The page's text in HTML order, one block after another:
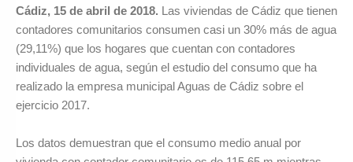
Cádiz, 15 de abril de 2018. Las viviendas de Cádiz que tienen
contadores comunitarios consumen casi un 30% más de agua
(29,11%) que los hogares que cuentan con contadores
individuales de agua, según el estudio del consumo que ha
realizado la empresa municipal Aguas de Cádiz sobre el
ejercicio 2017.
Los datos demuestran que el consumo medio anual por